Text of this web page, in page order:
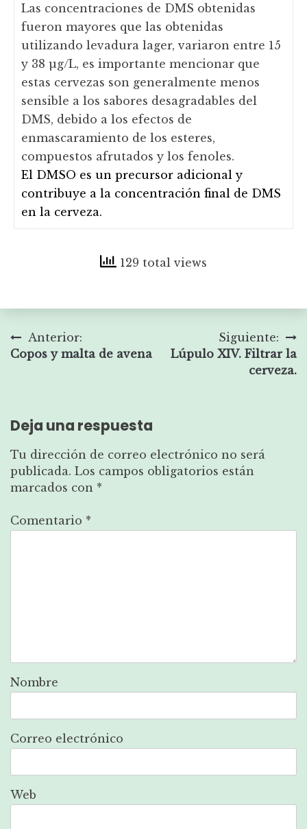
Las concentraciones de DMS obtenidas
fueron mayores que las obtenidas
utilizando levadura lager, variaron entre 15
y 38 µg/L, es importante mencionar que
estas cervezas son generalmente menos
sensible a los sabores desagradables del
DMS, debido a los efectos de
enmascaramiento de los esteres,
compuestos afrutados y los fenoles.
El DMSO es un precursor adicional y
contribuye a la concentración final de DMS
en la cerveza.
129 total views
Navegación
de
Anterior:
Copos y malta de avena
Siguiente:
Lúpulo XIV. Filtrar la
cerveza.
Deja una respuesta
Tu dirección de correo electrónico no será
publicada. Los campos obligatorios están
marcados con *
Comentario *
Nombre
Correo electrónico
Web